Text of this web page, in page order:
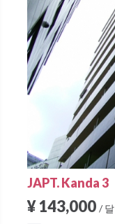
JAPT. Kanda 3
¥ 143,000 / 달